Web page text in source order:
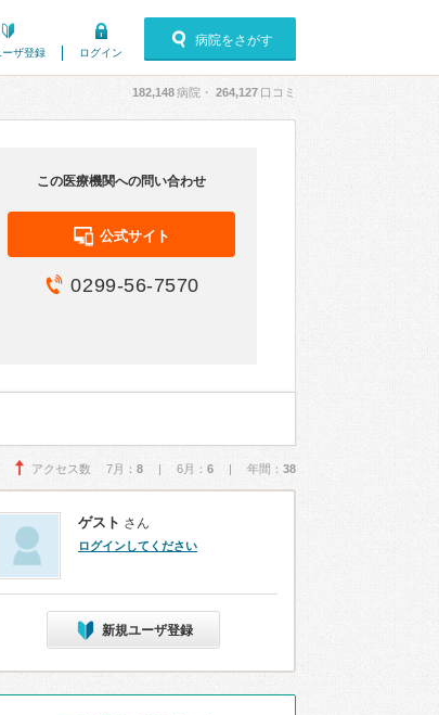
ーザ登録 ログイン
病院をさがす
182,148病院・ 264,127 口コミ
この医療機関への問い合わせ
公式サイト
0299-56-7570
アクセス数 7月： 8 | 6月： 6 | 年間： 38
ゲスト さん
ログインしてください
新規ユーザ登録